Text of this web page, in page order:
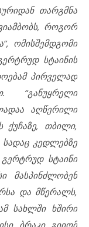
თარგმნა
როგორ
ომისშემდგომი
სტაინის
პირველად
“განუყრელი
აღწერილი
თბილი,
კედლებზე
სტაინი
მასპინძლობენ
და მწერალს,
სახლში ხშირი
ბრაკი, გიიომ